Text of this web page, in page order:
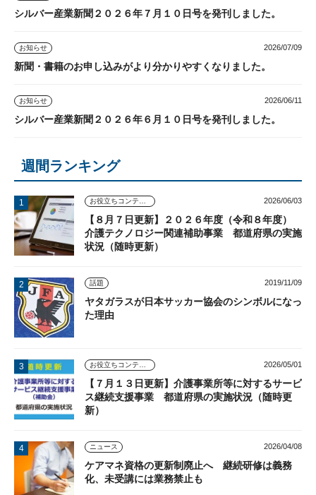
シルバー産業新聞２０２６年７月１０日号を発刊しました。
お知らせ 2026/07/09
新聞・書籍のお申し込みがより分かりやすくなりました。
お知らせ 2026/06/11
シルバー産業新聞２０２６年６月１０日号を発刊しました。
週間ランキング
お役立ちコンテンツ 2026/06/03
【８月７日更新】２０２６年度（令和８年度）
介護テクノロジー関連補助事業 都道府県の実施
状況（随時更新）
話題 2019/11/09
ヤタガラスが日本サッカー協会のシンボルになっ
た理由
お役立ちコンテンツ 2026/05/01
【７月１３日更新】介護事業所等に対するサービ
ス継続支援事業 都道府県の実施状況（随時更
新）
ニュース 2026/04/08
ケアマネ資格の更新制廃止へ 継続研修は義務
化、未受講には業務禁止も